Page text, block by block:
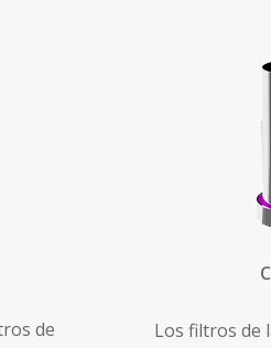
de
Los filtros de